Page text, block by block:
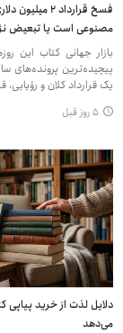
فسخ قرارداد ۲
مصنوعی است یا تبعیض
بازار جهانی کتاب این
پیچیده‌ترین پرونده‌های
یک قرارداد کلان و رؤیایی،
۵ روز قبل
دلایل لذت از خرید
می‌دهد